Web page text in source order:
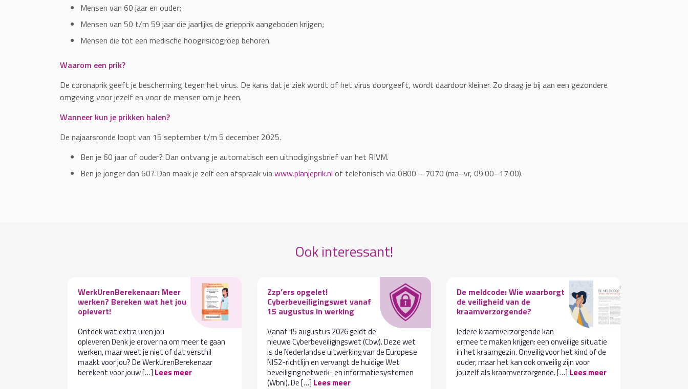
Mensen van 60 jaar en ouder;
Mensen van 50 t/m 59 jaar die jaarlijks de griepprik aangeboden krijgen;
Mensen die tot een medische hoogrisicogroep behoren.
Waarom een prik?
De coronaprik geeft je bescherming tegen het virus. De kans dat je ziek wordt of het virus doorgeeft, wordt daardoor kleiner. Zo draag je bij aan een gezondere
omgeving voor jezelf en voor de mensen om je heen.
Wanneer kun je prikken halen?
De najaarsronde loopt van 15 september t/m 5 december 2025.
Ben je 60 jaar of ouder? Dan ontvang je automatisch een uitnodigingsbrief van het RIVM.
Ben je jonger dan 60? Dan maak je zelf een afspraak viawww.planjeprik.nl of telefonisch via 0800 – 7070 (ma–vr, 09:00–17:00).
Ook interessant!
WerkUrenBerekenaar: Meer
werken? Bereken wat het jou
oplevert!
Ontdek wat extra uren jou
opleveren Denk je erover na om meer te gaan
werken, maar weet je niet of dat verschil
maakt voor jou? De WerkUrenBerekenaar
berekent voor jouw […] Lees meer
Zzp’ers opgelet!
Cyberbeveiligingswet vanaf
15 augustus in werking
Vanaf 15 augustus 2026 geldt de
nieuwe Cyberbeveiligingswet (Cbw). Deze wet
is de Nederlandse uitwerking van de Europese
NIS2-richtlijn en vervangt de huidige Wet
beveiliging netwerk- en informatiesystemen
(Wbni). De […] Lees meer
De meldcode: Wie waarborgt
de veiligheid van de
kraamverzorgende?
Iedere kraamverzorgende kan
ermee te maken krijgen: een onveilige situatie
in het kraamgezin. Onveilig voor het kind of de
ouder, maar het kan ook onveilig zijn voor
jouzelf als kraamverzorgende. […] Lees meer